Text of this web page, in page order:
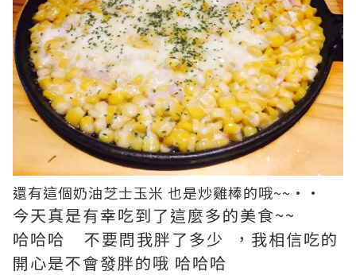
還有這個奶油芝士玉米 也是炒雞棒的哦~~··
今天真是有幸吃到了這麼多的美食~~
哈哈哈 不要問我胖了多少 ，我相信吃的
開心是不會發胖的哦 哈哈哈